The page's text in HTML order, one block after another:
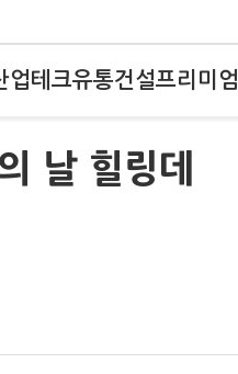
업테크유통건설프리미엄
날 힐링데